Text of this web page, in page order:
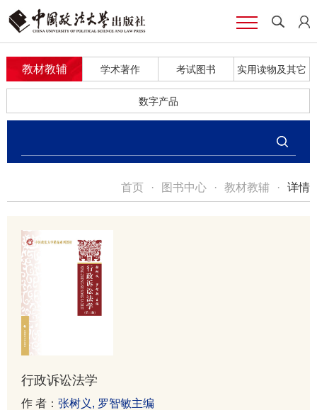
教材教辅 学术著作 考试图书 实用读物及其它
数字产品
首页 · 图书中心 · 教材教辅 · 详情
行政诉讼法学
作 者： 张树义, 罗智敏主编